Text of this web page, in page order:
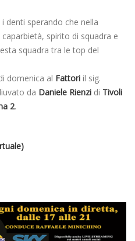
denti sperando che nella
spirito di squadra e
squadra tra le top del
domenica al Fattori il sig.
da Daniele Rienzi di Tivoli
2.